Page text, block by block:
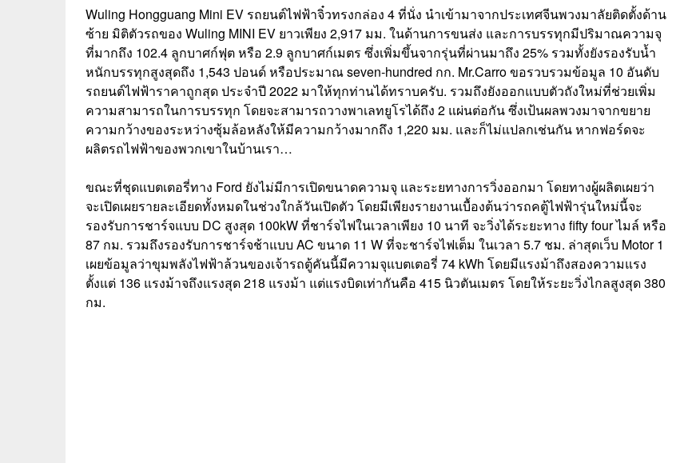
Wuling Hongguang Mini EV รถยนต์ไฟฟ้าจิ๋วทรงกล่อง 4 ที่นั่ง นำเข้ามาจากประเทศจีนพวงมาลัยติดตั้งด้าน
ซ้าย มิติตัวรถของ Wuling MINI EV ยาวเพียง 2,917 มม. ในด้านการขนส่ง และการบรรทุกมีปริมาณความจุ
ที่มากถึง 102.4 ลูกบาศก์ฟุต หรือ 2.9 ลูกบาศก์เมตร ซึ่งเพิ่มขึ้นจากรุ่นที่ผ่านมาถึง 25% รวมทั้งยังรองรับน้ำ
หนักบรรทุกสูงสุดถึง 1,543 ปอนด์ หรือประมาณ seven-hundred กก. Mr.Carro ขอรวบรวมข้อมูล 10 อันดับ
รถยนต์ไฟฟ้าราคาถูกสุด ประจำปี 2022 มาให้ทุกท่านได้ทราบครับ. รวมถึงยังออกแบบตัวถังใหม่ที่ช่วยเพิ่ม
ความสามารถในการบรรทุก โดยจะสามารถวางพาเลทยูโรได้ถึง 2 แผ่นต่อกัน ซึ่งเป้นผลพวงมาจากขยาย
ความกว้างของระหว่างซุ้มล้อหลังให้มีความกว้างมากถึง 1,220 มม. และก็ไม่แปลกเช่นกัน หากฟอร์ดจะ
ผลิตรถไฟฟ้าของพวกเขาในบ้านเรา…
ขณะที่ชุดแบตเตอรี่ทาง Ford ยังไม่มีการเปิดขนาดความจุ และระยทางการวิ่งออกมา โดยทางผู้ผลิตเผยว่า
จะเปิดเผยรายละเอียดทั้งหมดในช่วงใกล้วันเปิดตัว โดยมีเพียงรายงานเบื้องต้นว่ารถคตู้ไฟฟ้ารุ่นใหม่นี้จะ
รองรับการชาร์จแบบ DC สูงสุด 100kW ที่ชาร์จไฟในเวลาเพียง 10 นาที จะวิ่งได้ระยะทาง fifty four ไมล์ หรือ
87 กม. รวมถึงรองรับการชาร์จช้าแบบ AC ขนาด 11 W ที่จะชาร์จไฟเต็ม ในเวลา 5.7 ชม. ล่าสุดเว็บ Motor 1
เผยข้อมูลว่าขุมพลังไฟฟ้าล้วนของเจ้ารถตู้คันนี้มีความจุแบตเตอรี่ 74 kWh โดยมีแรงม้าถึงสองความแรง
ตั้งแต่ 136 แรงม้าจถึงแรงสุด 218 แรงม้า แต่แรงบิดเท่ากันคือ 415 นิวตันเมตร โดยให้ระยะวิ่งไกลสูงสุด 380
กม.